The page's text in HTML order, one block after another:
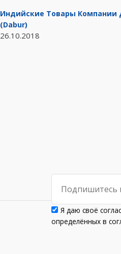
Индийские Товары Компании
(Dabur)
26.10.2018
Я даю своё
определённых в